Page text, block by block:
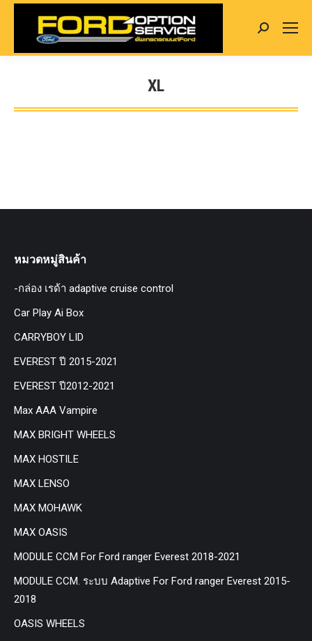
Search:
XL
You are here:
หมวดหมู่สินค้า
-กล่อง เรด้า adaptive cruise control
Car Play Ai Box
CARRYBOY LID
EVEREST ปี 2015-2021
EVEREST ปี2012-2021
Max AAA Vampire
MAX BRIGHT WHEELS
MAX HOSTILE
MAX LENSO
MAX MOHAWK
MAX OASIS
MODULE CCM For Ford ranger Everest 2018-2021
MODULE CCM. ระบบ Adaptive For Ford ranger Everest 2015-
2018
OASIS WHEELS